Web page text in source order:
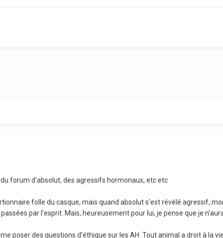
forum d'absolut, des agressifs hormonaux, etc etc
folle du casque, mais quand absolut s'est révélé agressif,
par l'esprit. Mais, heureusement pour lui, je pense que je
poser des questions d'éthique sur les AH. Tout animal a droit à la